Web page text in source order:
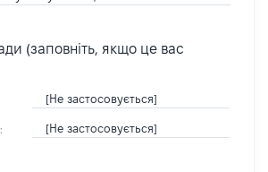
(заповніть, якщо це вас
[Не застосовується]
[Не застосовується]